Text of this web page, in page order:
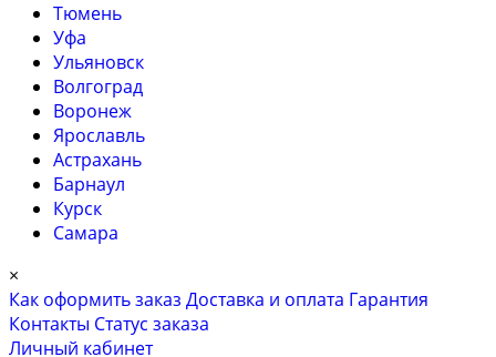
Тюмень
Уфа
Ульяновск
Волгоград
Воронеж
Ярославль
Астрахань
Барнаул
Курск
Самара
×
Как оформить заказ Доставка и оплата Гарантия
Контакты Cтатус заказа
Личный кабинет